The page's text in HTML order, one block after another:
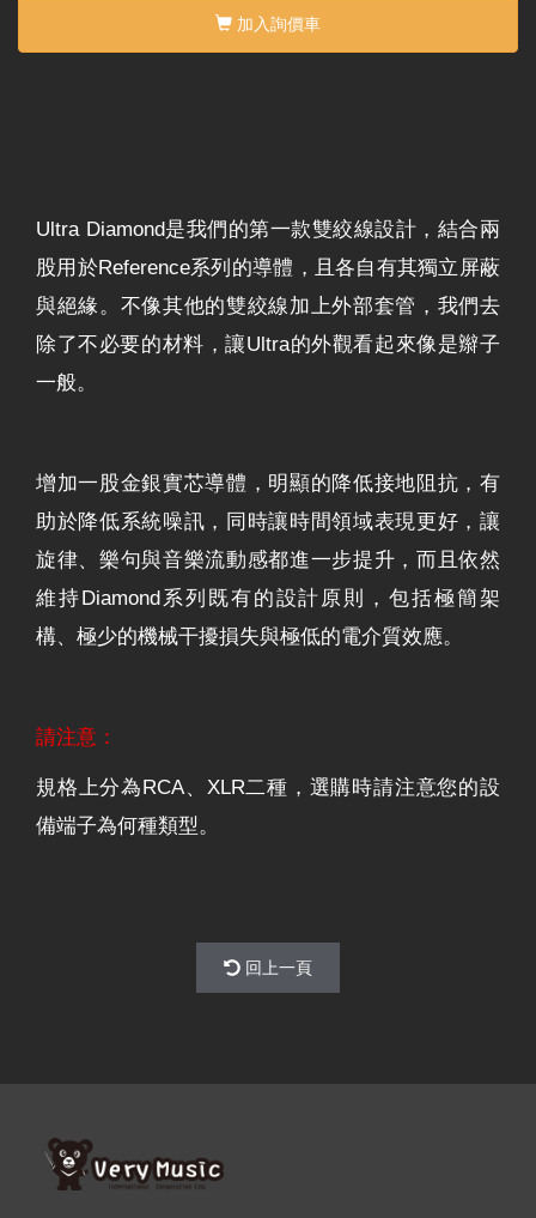
加入詢價車
Ultra Diamond是我們的第一款雙絞線設計，結合兩
股用於Reference系列的導體，且各自有其獨立屏蔽
與絕緣。不像其他的雙絞線加上外部套管，我們去
除了不必要的材料，讓Ultra的外觀看起來像是辮子
一般。
增加一股金銀實芯導體，明顯的降低接地阻抗，有
助於降低系統噪訊，同時讓時間領域表現更好，讓
旋律、樂句與音樂流動感都進一步提升，而且依然
維持Diamond系列既有的設計原則，包括極簡架
構、極少的機械干擾損失與極低的電介質效應。
請注意：
規格上分為RCA、XLR二種，選購時請注意您的設
備端子為何種類型。
回上一頁